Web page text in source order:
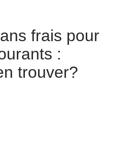
frais pour
:
trouver?